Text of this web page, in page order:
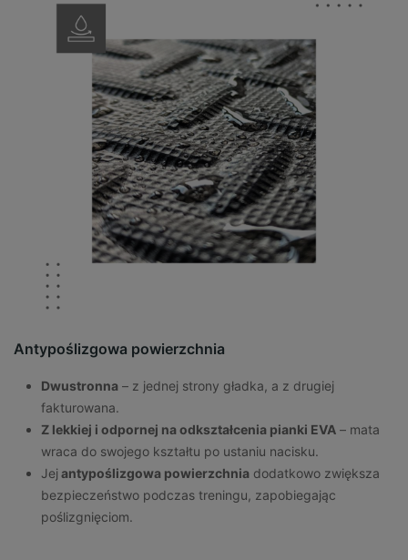
Antypoślizgowa powierzchnia
Dwustronna – z jednej strony gładka, a z drugiej
fakturowana.
Z lekkiej i odpornej na odkształcenia pianki EVA – mata
wraca do swojego kształtu po ustaniu nacisku.
Jejantypoślizgowa powierzchnia dodatkowo zwiększa
bezpieczeństwo podczas treningu, zapobiegając
poślizgnięciom.